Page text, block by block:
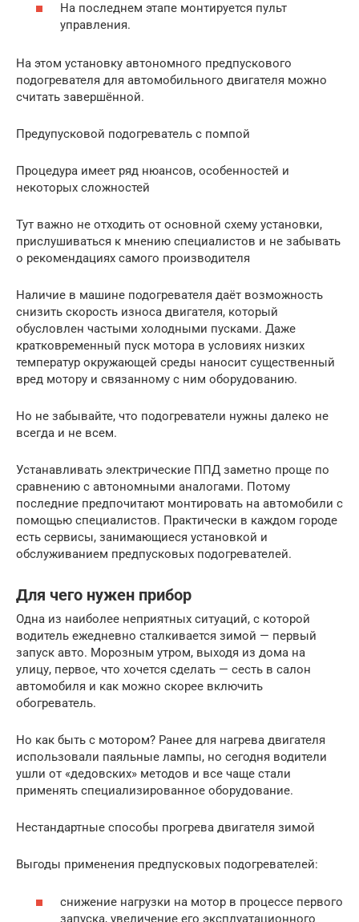
На последнем этапе монтируется пульт
управления.
На этом установку автономного предпускового
подогревателя для автомобильного двигателя можно
считать завершённой.
Предупусковой подогреватель с помпой
Процедура имеет ряд нюансов, особенностей и
некоторых сложностей
Тут важно не отходить от основной схему установки,
прислушиваться к мнению специалистов и не забывать
о рекомендациях самого производителя
Наличие в машине подогревателя даёт возможность
снизить скорость износа двигателя, который
обусловлен частыми холодными пусками. Даже
кратковременный пуск мотора в условиях низких
температур окружающей среды наносит существенный
вред мотору и связанному с ним оборудованию.
Но не забывайте, что подогреватели нужны далеко не
всегда и не всем.
Устанавливать электрические ППД заметно проще по
сравнению с автономными аналогами. Потому
последние предпочитают монтировать на автомобили с
помощью специалистов. Практически в каждом городе
есть сервисы, занимающиеся установкой и
обслуживанием предпусковых подогревателей.
Для чего нужен прибор
Одна из наиболее неприятных ситуаций, с которой
водитель ежедневно сталкивается зимой — первый
запуск авто. Морозным утром, выходя из дома на
улицу, первое, что хочется сделать — сесть в салон
автомобиля и как можно скорее включить
обогреватель.
Но как быть с мотором? Ранее для нагрева двигателя
использовали паяльные лампы, но сегодня водители
ушли от «дедовских» методов и все чаще стали
применять специализированное оборудование.
Нестандартные способы прогрева двигателя зимой
Выгоды применения предпусковых подогревателей:
снижение нагрузки на мотор в процессе первого
запуска, увеличение его эксплуатационного